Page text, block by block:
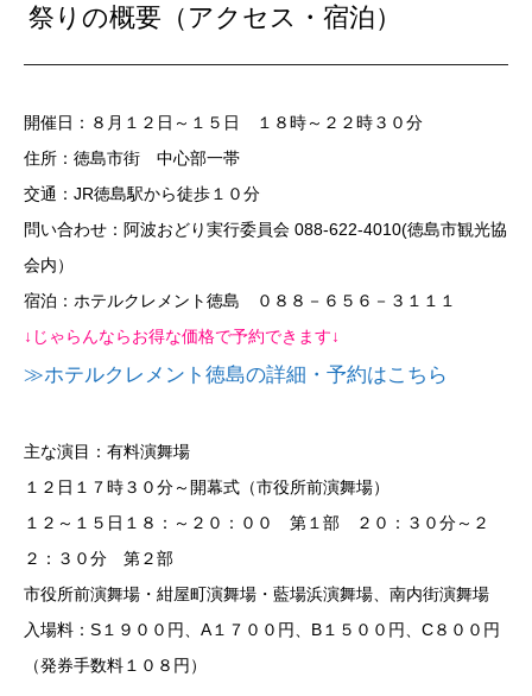
祭りの概要（アクセス・宿泊）
開催日：８月１２日～１５日 １８時～２２時３０分
住所：徳島市街 中心部一帯
交通：JR徳島駅から徒歩１０分
問い合わせ：阿波おどり実行委員会 088-622-4010(徳島市観光協
会内）
宿泊：ホテルクレメント徳島 ０８８－６５６－３１１１
↓じゃらんならお得な価格で予約できます↓
≫ホテルクレメント徳島の詳細・予約はこちら
主な演目：有料演舞場
１２日１７時３０分～開幕式（市役所前演舞場）
１２～１５日１８：～２０：００ 第１部 ２０：３０分～２
２：３０分 第２部
市役所前演舞場・紺屋町演舞場・藍場浜演舞場、南内街演舞場
入場料：S１９００円、A１７００円、B１５００円、C８００円
（発券手数料１０８円）